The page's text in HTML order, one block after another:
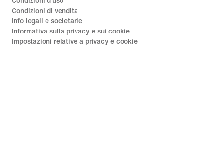
Condizioni di vendita
Info legali e societarie
Informativa sulla privacy e sui cookie
Impostazioni relative a privacy e cookie